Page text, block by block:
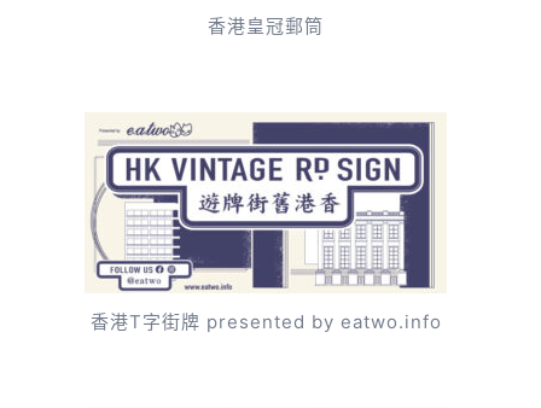
香港皇冠郵筒
香港T字街牌 presented by eatwo.info